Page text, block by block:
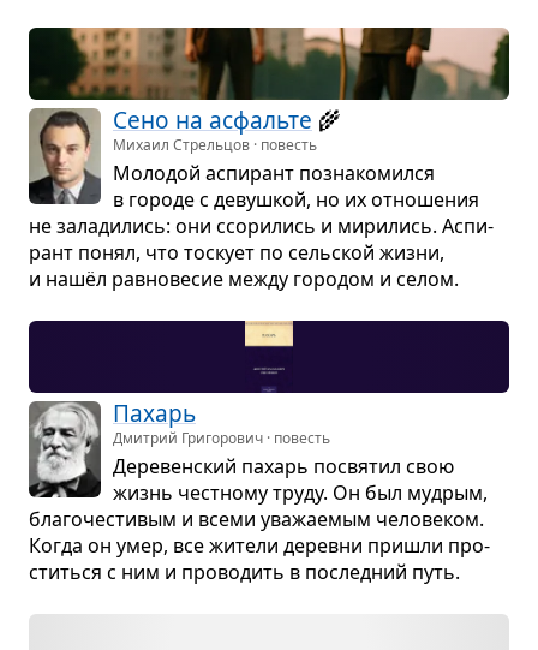
Сено на асфальте 🌾
Михаил Стрельцов · повесть
Моло­дой аспи­рант позна­ко­мился
в городе с девуш­кой, но их отно­ше­ния
не зала­ди­лись: они ссо­ри­лись и мири­лись. Аспи­
рант понял, что тоскует по сель­ской жизни,
и нашёл рав­но­ве­сие между горо­дом и селом.
Пахарь
Дмитрий Григорович · повесть
Дере­вен­ский пахарь посвя­тил свою
жизнь чест­ному труду. Он был муд­рым,
бла­го­че­сти­вым и всеми ува­жа­е­мым чело­ве­ком.
Когда он умер, все жители деревни при­шли про­
ститься с ним и про­во­дить в послед­ний путь.